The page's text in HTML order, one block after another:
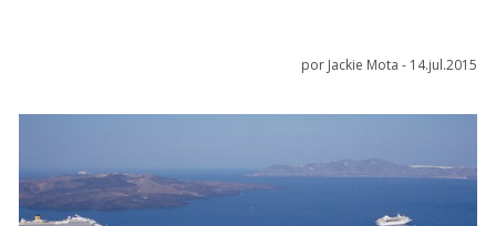
por Jackie Mota - 14.jul.2015